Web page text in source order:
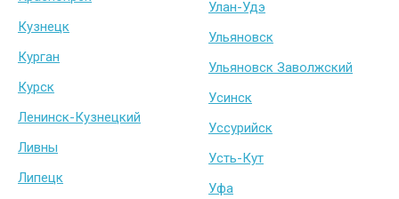
Кузнецк
Курган
Курск
Ленинск-Кузнецкий
Ливны
Липецк
Улан-Удэ
Ульяновск
Ульяновск Заволжский
Усинск
Уссурийск
Усть-Кут
Уфа